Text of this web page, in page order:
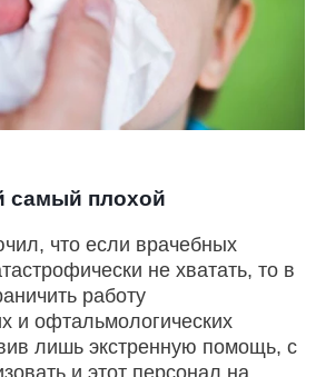
самый плохой
что если врачебных
не хватать, то в
работу
и офтальмологических
лишь экстренную помощь, с
и этот персонал на